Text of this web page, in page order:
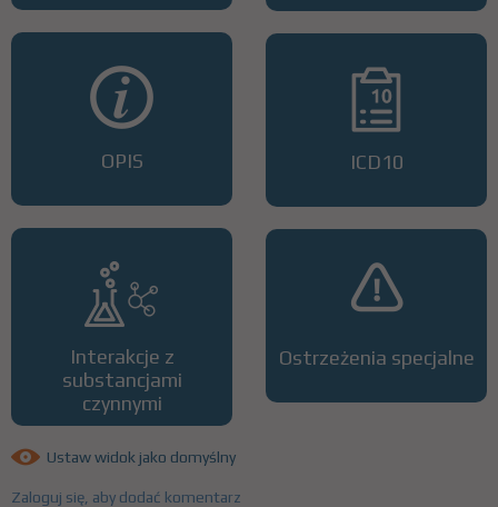
OPIS
Interakcje z
substancjami
czynnymi
ICD10
Ostrzeżenia specjalne
Ustaw widok jako domyślny
Zaloguj się, aby dodać komentarz